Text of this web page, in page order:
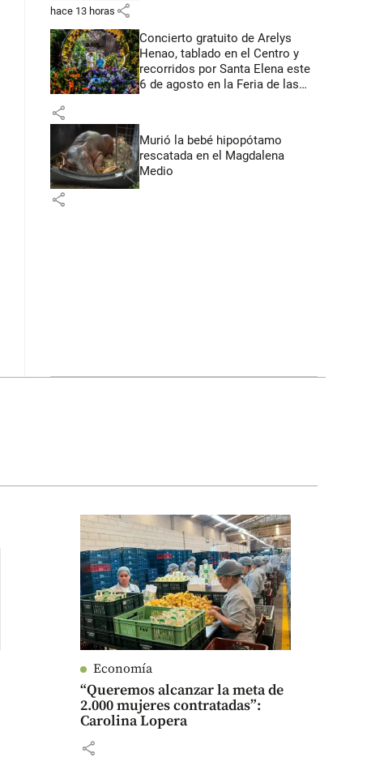
hace 13 horas share
Concierto gratuito de Arelys
Henao, tablado en el Centro y
recorridos por Santa Elena este
6 de agosto en la Feria de las
share
Murió la bebé hipopótamo
rescatada en el Magdalena
Medio
share
Economía
“Queremos alcanzar la meta de
2.000 mujeres contratadas”:
Carolina Lopera
share